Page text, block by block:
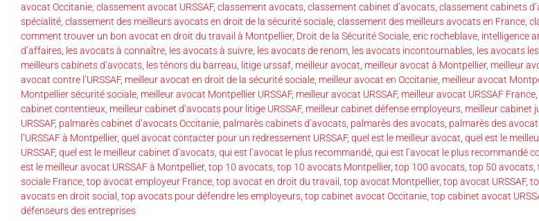
avocat Occitanie classement avocat URSSAF, classement avocats classement cabinet d’avocats classement cabinets
spécialité classement des meilleurs avocats en droit de la sécurité sociale classement des meilleurs avocats en France
comment trouver un bon avocat en droit du travail à Montpellier, Droit de la Sécurité Sociale eric rocheblave intelligence
d’affaires les avocats à connaître les avocats à suivre les avocats de renom les avocats incontournables les avocats
meilleurs cabinets d’avocats les ténors du barreau litige urssaf meilleur avocat meilleur avocat à Montpellier, meilleur
avocat contre l’URSSAF, meilleur avocat en droit de la sécurité sociale meilleur avocat en Occitanie meilleur avocat
Montpellier sécurité sociale meilleur avocat Montpellier URSSAF, meilleur avocat URSSAF, meilleur avocat URSSAF France
cabinet contentieux meilleur cabinet d’avocats pour litige URSSAF, meilleur cabinet défense employeurs meilleur cabinet
URSSAF, palmarès cabinet d’avocats Occitanie palmarès cabinets d’avocats palmarès des avocats palmarès des
l’URSSAF à Montpellier, quel avocat contacter pour un redressement URSSAF, quel est le meilleur avocat quel est le
URSSAF, quel est le meilleur cabinet d’avocats qui est l’avocat le plus recommandé qui est l’avocat le plus recommandé
est le meilleur avocat URSSAF à Montpellier, top 10 avocats top 10 avocats Montpellier, top 100 avocats top 50 avocats
sociale France top avocat employeur France top avocat en droit du travail top avocat Montpellier, top avocat URSSAF,
avocats en droit social top avocats pour défendre les employeurs top cabinet avocat Occitanie top cabinet avocat
défenseurs des entreprises